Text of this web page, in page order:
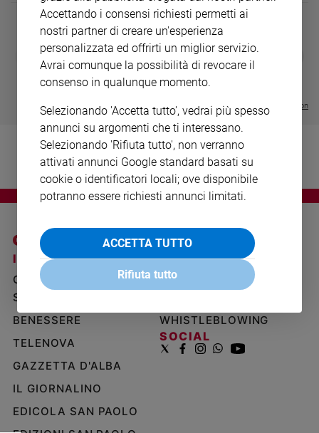
Ambiente
Volontariato
Migranti
inclusione
Costume
e
spettacoli
Sanremo
Cinema,
Tv
streaming
LE GRANDI BASILICHE ITALIANE
€ 64,50
DIARIO G 2026-27
€ 8,90
- € 8,90
Visualizza tutte le collection
I SITI SAN PAOLO
GRUPPO EDITORIALE
SAN PAOLO
BENESSERE
TELENOVA
GAZZETTA D'ALBA
IL GIORNALINO
EDICOLA SAN PAOLO
NOTE LEGALI
PRIVACY POLICY
WHISTLEBLOWING
SOCIAL
Accettando i consensi richiesti permetti ai
nostri partner di creare un'esperienza
personalizzata ed offrirti un miglior servizio.
Avrai comunque la possibilità di revocare il
consenso in qualunque momento.
Selezionando 'Accetta tutto', vedrai più spesso
annunci su argomenti che ti interessano.
Selezionando 'Rifiuta tutto', non verranno
attivati annunci Google standard basati su
cookie o identificatori locali; ove disponibile
potranno essere richiesti annunci limitati.
ACCETTA TUTTO
Rifiuta tutto